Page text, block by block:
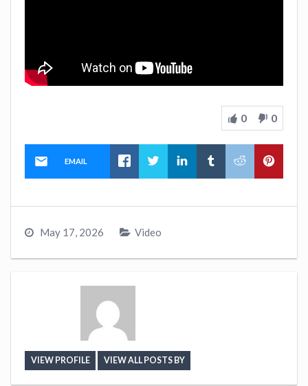
0 0
EMAIL
May 17, 2026 Video
VIEW PROFILE VIEW ALL POSTS BY